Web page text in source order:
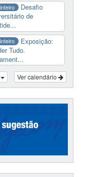
Desafio
de
Exposição:
Tudo.
Ver calendário